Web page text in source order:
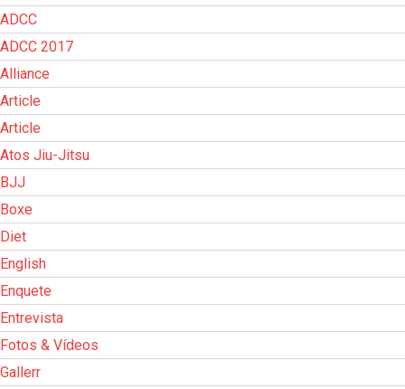
ADCC
ADCC 2017
Alliance
Article
Article
Atos Jiu-Jitsu
BJJ
Boxe
Diet
English
Enquete
Entrevista
Fotos & Vídeos
Gallerr